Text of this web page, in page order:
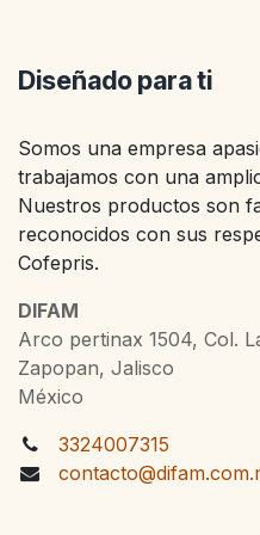
Diseñado para ti
Somos una empresa
trabajamos con una
Nuestros productos son
reconocidos con sus
Cofepris.
DIFAM
Arco pertinax 1504, Col.
Zapopan, Jalisco
México
3324007315